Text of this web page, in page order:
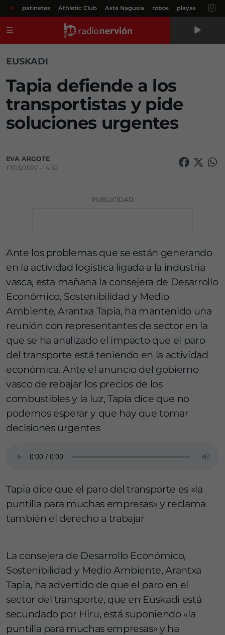
# patinetes Athletic Club Aste Nagusia robos playas
EUSKADI
Tapia defiende a los
transportistas y pide
soluciones urgentes
EVA ARGOTE
17/03/2022 • 14:32
PUBLICIDAD
Ante los problemas que se están generando
en la actividad logística ligada a la industria
vasca, esta mañana la consejera de Desarrollo
Económico, Sostenibilidad y Medio
Ambiente, Arantxa Tapia, ha mantenido una
reunión con representantes de sector en la
que se ha analizado el impacto que el paro
del transporte está teniendo en la actividad
económica. Ante el anuncio del gobierno
vasco de rebajar los precios de los
combustibles y la luz, Tapia dice que no
podemos esperar y que hay que tomar
decisiones urgentes
Tapia dice que el paro del transporte es «la
puntilla para muchas empresas» y reclama
también el derecho a trabajar
La consejera de Desarrollo Económico,
Sostenibilidad y Medio Ambiente, Arantxa
Tapia, ha advertido de que el paro en el
sector del transporte, que en Euskadi está
secundado por Hiru, está suponiendo «la
puntilla para muchas empresas» y ha